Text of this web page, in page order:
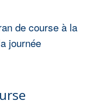
de course à la
journée